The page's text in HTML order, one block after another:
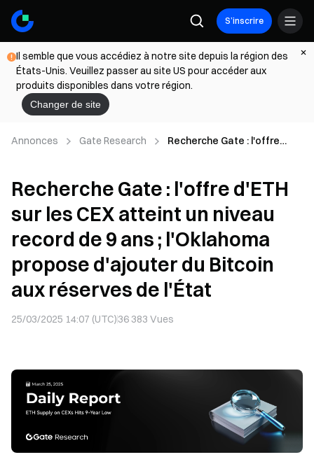
S’inscrire
Il semble que vous accédiez à notre site depuis la région des
États-Unis. Veuillez passer au site US pour accéder aux
produits disponibles dans votre région.
Changer de site
Annonces Gate Research
Recherche Gate : l'offre
l'Oklahoma propose
d'ajouter du Bitcoin aux
réserves de l'État
Recherche Gate : l'offre d'ETH
sur les CEX atteint un niveau
record de 9 ans ; l'Oklahoma
propose d'ajouter du Bitcoin
aux réserves de l'État
25/03/2025 14:07 (UTC)36 383 Vues